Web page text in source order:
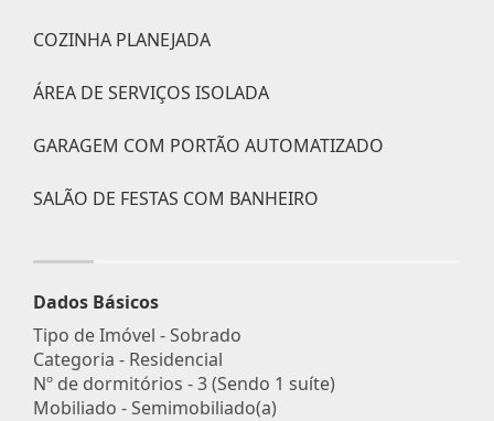
COZINHA PLANEJADA
ÁREA DE SERVIÇOS ISOLADA
GARAGEM COM PORTÃO AUTOMATIZADO
SALÃO DE FESTAS COM BANHEIRO
Dados Básicos
Tipo de Imóvel - Sobrado
Categoria - Residencial
Nº de dormitórios - 3 (Sendo 1 suíte)
Mobiliado - Semimobiliado(a)